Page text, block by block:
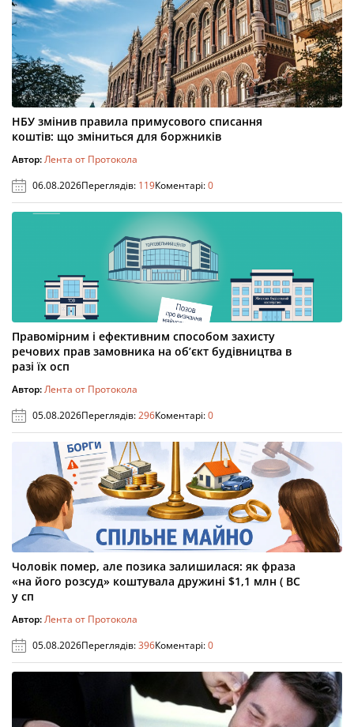
НБУ змінив правила примусового списання
коштів: що зміниться для боржників
Автор:Лента от Протокола
06.08.2026Переглядів: 119Коментарі:0
Правомірним і ефективним способом захисту
речових прав замовника на об’єкт будівництва в
разі їх осп
Автор:Лента от Протокола
05.08.2026Переглядів:296Коментарі:0
Чоловік помер, але позика залишилася: як фраза
«на його розсуд» коштувала дружині $1,1 млн ( ВС
у сп
Автор:Лента от Протокола
05.08.2026Переглядів:396Коментарі:0